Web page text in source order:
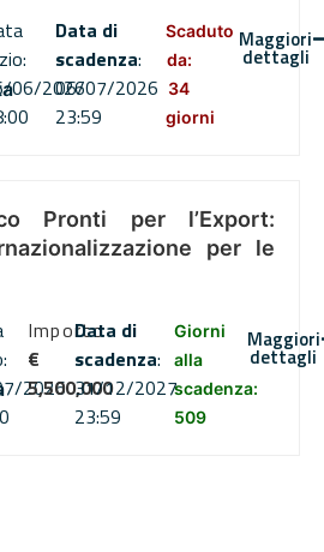
06/2026
Data di
scadenza:
06/07/2026
23:59
Scaduto
da:
34
giorni
Maggiori
dettagli
Pronti per l’Export:
per le
2026
Importo
€
5,500,000
Data di
scadenza:
31/12/2027
23:59
Giorni
alla
scadenza:
509
Maggiori
dettagli